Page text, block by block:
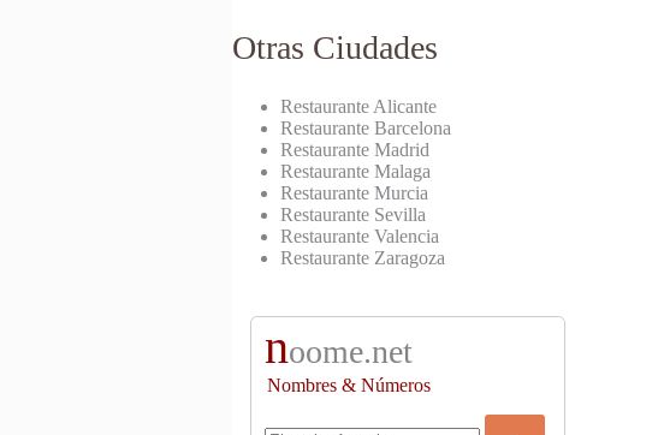
Otras Ciudades
Restaurante Alicante
Restaurante Barcelona
Restaurante Madrid
Restaurante Malaga
Restaurante Murcia
Restaurante Sevilla
Restaurante Valencia
Restaurante Zaragoza
noome.net
Nombres & Números